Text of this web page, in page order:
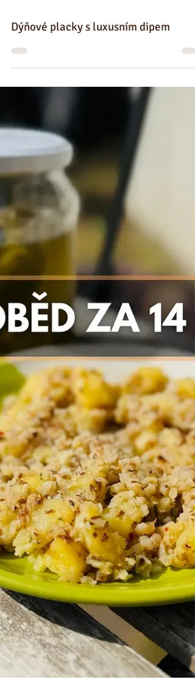
Dýňové placky s luxusním dipem